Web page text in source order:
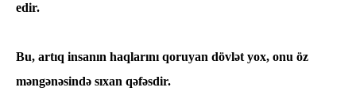
edir.
Bu, artıq insanın haqlarını qoruyan dövlət yox, onu öz
məngənəsində sıxan qəfəsdir.